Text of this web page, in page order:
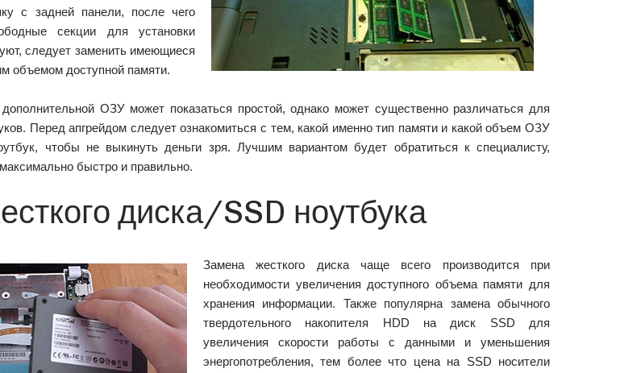
с задней панели, после чего
секции для установки
следует заменить имеющиеся
объемом доступной памяти.
ОЗУ может показаться простой, однако может существенно различаться для
Перед апгрейдом следует ознакомиться с тем, какой именно тип памяти и какой объем ОЗУ
чтобы не выкинуть деньги зря. Лучшим вариантом будет обратиться к специалисту,
быстро и правильно.
диска/SSD ноутбука
Замена жесткого диска чаще всего производится при
необходимости увеличения доступного объема памяти для
хранения информации. Также популярна замена обычного
твердотельного накопителя HDD на диск SSD для
увеличения скорости работы с данными и уменьшения
энергопотребления, тем более что цена на SSD носители